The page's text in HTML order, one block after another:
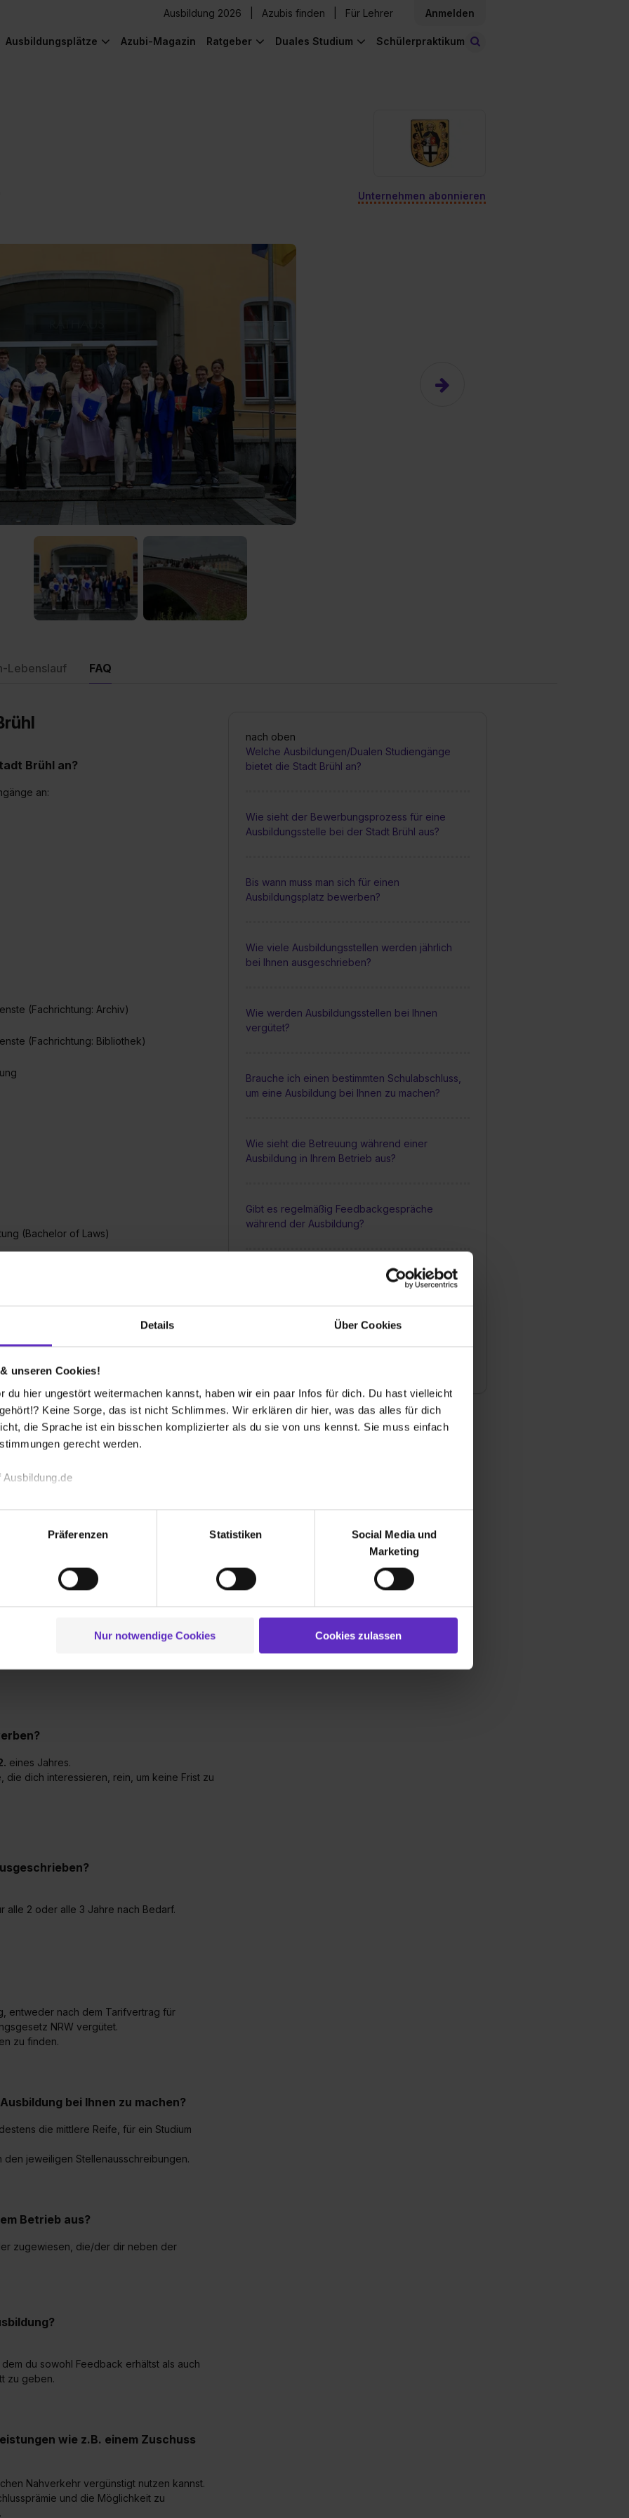
Details Über Cookies
unseren Cookies!
du hier ungestört weitermachen kannst, haben wir ein paar Infos für dich. Du hast vielleicht
Keine Sorge, das ist nicht Schlimmes. Wir erklären dir hier, was das alles für dich
die Sprache ist ein bisschen komplizierter als du sie von uns kennst. Sie muss einfach
gerecht werden.
Funktion unserer Webseite („Notwendig“), um von dir bei Benutzung der
zu speichern ( „Präferenzen“), die Zugriffe auf unsere Webseite zu analysieren
zu deiner Verwendung unserer Website an unsere Partner für soziale Medien, Werbung
um Inhalte und Anzeigen zu personalisieren („Social Media und Marketing“). Unsere
möglicherweise mit weiteren Daten zusammen, die du ihnen bereitgestellt hast oder die
separaten Aktivierung von „Social Media und Marketing“ bist du auch damit
der Cookies externe Inhalte (z.B. Videos oder Posts) angezeigt und hierfür
später noch im Einzelfall bei dem jeweiligen Inhalt erteilen. Willst du nur bestimmte
zur Übermittlung deiner Daten in die USA (Art. 49 Abs. 1 S. 1 lit. a) DS-GVO). Die USA
ganz oder teilweise über unsere Datenschutzerklärung unter dem Punkt
Weitere Informationen zu den einzelnen Cookies findest du durch Klick auf
Präferenzen Statistiken
Social Media und
Marketing
Nur notwendige Cookies Cookies zulassen
Ausbildung 2026 Azubis finden Für Lehrer Anmelden
Ausbildungsplätze Azubi-Magazin Ratgeber Duales Studium Schülerpraktikum
Unternehmen abonnieren
Lebenslauf FAQ
nach oben
Welche Ausbildungen/Dualen Studiengänge
bietet die Stadt Brühl an?
Wie sieht der Bewerbungsprozess für eine
Ausbildungsstelle bei der Stadt Brühl aus?
Bis wann muss man sich für einen
Ausbildungsplatz bewerben?
Wie viele Ausbildungsstellen werden jährlich
bei Ihnen ausgeschrieben?
Wie werden Ausbildungsstellen bei Ihnen
vergütet?
Brauche ich einen bestimmten Schulabschluss,
um eine Ausbildung bei Ihnen zu machen?
Wie sieht die Betreuung während einer
Ausbildung in Ihrem Betrieb aus?
Gibt es regelmäßig Feedbackgespräche
während der Ausbildung?
Unterstützen Sie Ihre Azubis mit irgendwelchen
Sonderleistungen wie z.B. einem Zuschuss zum
Busticket?
Brühl an?
an:
(Fachrichtung: Archiv)
(Fachrichtung: Bibliothek)
(Bachelor of Laws)
(Bachelor of
(Bachelor of Arts)
(Bachelor of Arts)
(Bachelor of Engineering)
bei der Stadt Brühl aus?
www.bruehl.de/ausbildung.aspx
hoch.
Online-Test und im Idealfall zu einem
eines Jahres.
dich interessieren, rein, um keine Frist zu
alle 2 oder alle 3 Jahre nach Bedarf.
entweder nach dem Tarifvertrag für
NRW vergütet.
zu finden.
bei Ihnen zu machen?
die mittlere Reife, für ein Studium
jeweiligen Stellenausschreibungen.
Betrieb aus?
zugewiesen, die/der dir neben der
du sowohl Feedback erhältst als auch
zu geben.
wie z.B. einem Zuschuss
Nahverkehr vergünstigt nutzen kannst.
und die Möglichkeit zu